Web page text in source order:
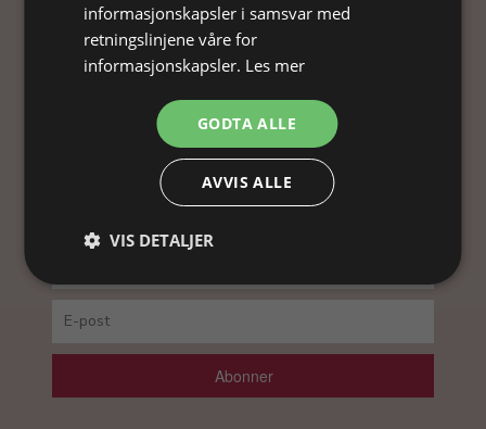
Få inspirasjon
inspirasjon, gode tilbud og tips til din
smykkefremstilling.
Ved å abonnere på vårt nyhetsbrev, godtar du vår
personvernpolitikk.
Abonner
informasjonskapsler i samsvar med
retningslinjene våre for
informasjonskapsler. Les mer
GODTA ALLE
AVVIS ALLE
VIS DETALJER